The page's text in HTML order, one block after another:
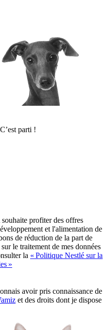
parti !
profiter des offres
et l'alimentation de
de réduction de la part de
le traitement de mes données
la « Politique Nestlé sur la
»
avoir pris connaissance de
et des droits dont je dispose